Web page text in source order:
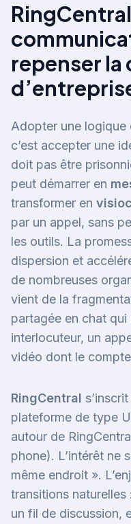
repenser
Adopter une logique
c’est accepter une
doit pas être
peut démarrer en
transformer en
par un appel, sans
les outils. La
dispersion et
de nombreuses
vient de la
partagée en chat qui
interlocuteur, un
vidéo dont le
RingCentral
plateforme de type
autour de
phone). L’intérêt ne
même endroit ».
transitions
un fil de discussion,